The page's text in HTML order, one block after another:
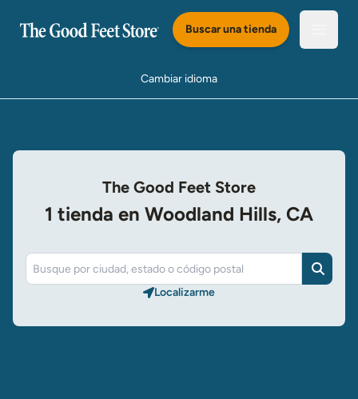
Buscar una tienda
Cambiar idioma
The Good Feet Store
1 tienda en Woodland Hills, CA
Buscar
Localizarme​​​​​​​